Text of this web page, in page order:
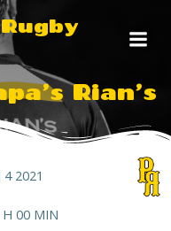
Rian’s
4 2021
H 00 MIN